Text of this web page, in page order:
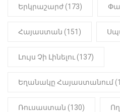
Երկրաշարժ (173)
Հայաստան (151)
Լույս Չի Լինելու (137)
Եղանակը Հայաստանում
Ռուսաստան (130)